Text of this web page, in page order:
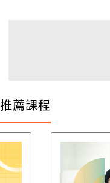
推薦課程